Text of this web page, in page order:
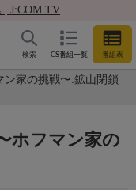
| J:COM TV
CS番組一覧 番組表
検索
ン家の挑戦〜:鉱山閉鎖
ホフマン家の